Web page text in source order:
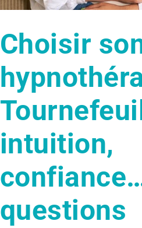
Choisir
intuition,
questions